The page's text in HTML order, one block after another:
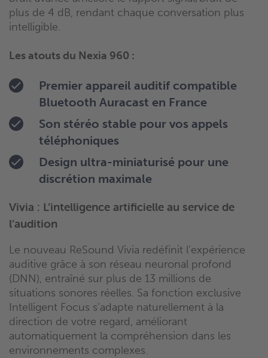
plus de 4 dB, rendant chaque conversation plus
intelligible.
Les atouts du Nexia 960 :
Premier appareil auditif compatible
Bluetooth Auracast en France
Son stéréo stable pour vos appels
téléphoniques
Design ultra-miniaturisé pour une
discrétion maximale
Vivia : L’intelligence artificielle au service de
l’audition
Le nouveau ReSound Vivia redéfinit l’expérience
auditive grâce à son réseau neuronal profond
(DNN), entraîné sur plus de 13 millions de
situations sonores réelles. Sa fonction exclusive
Intelligent Focus s’adapte naturellement à la
direction de votre regard, améliorant
automatiquement la compréhension dans les
environnements complexes.